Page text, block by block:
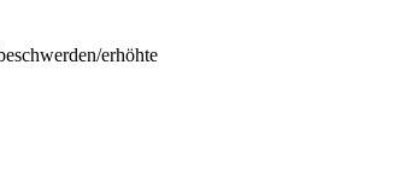
erhöhte